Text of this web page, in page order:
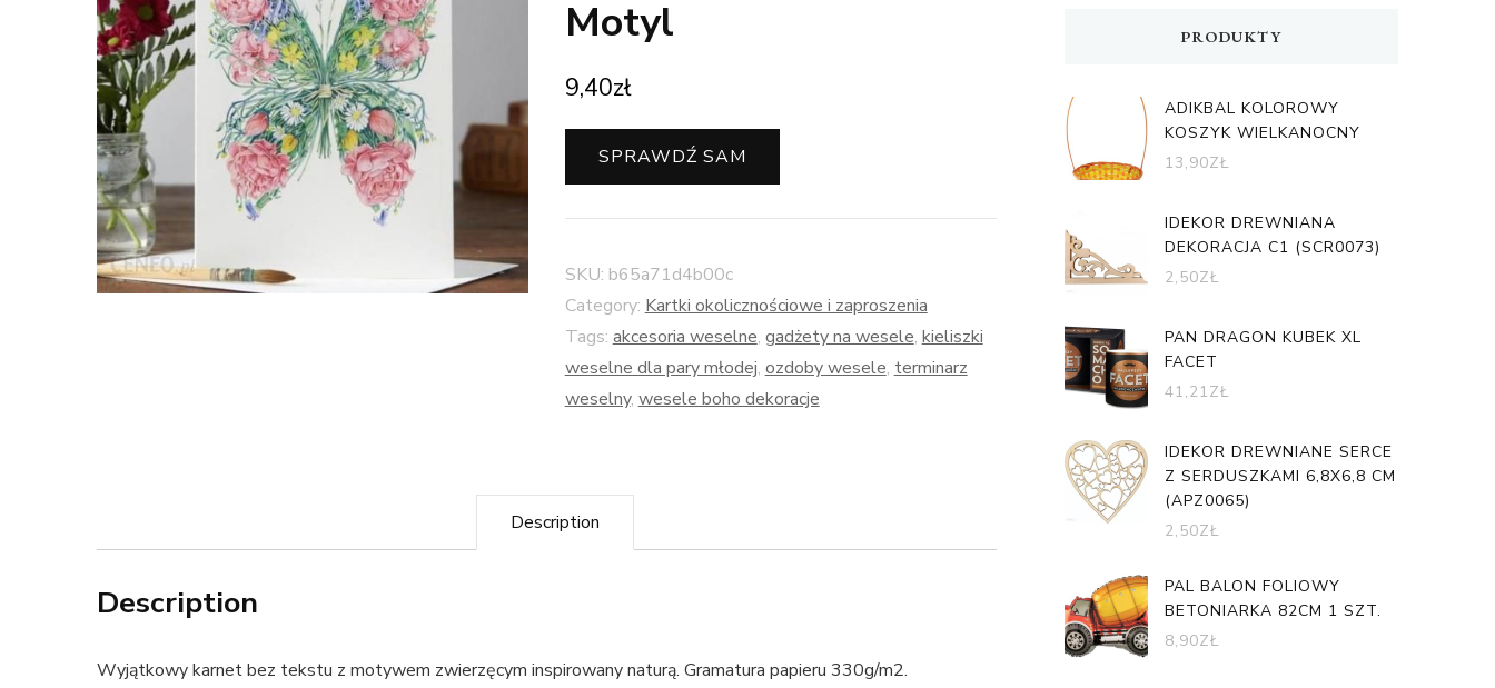
Motyl
9,40zł
SPRAWDŹ SAM
SKU: b65a71d4b00c
Category: Kartki okolicznościowe i zaproszenia
Tags: akcesoria weselne, gadżety na wesele, kieliszki
weselne dla pary młodej, ozdoby wesele, terminarz
weselny, wesele boho dekoracje
Description
Description
Wyjątkowy karnet bez tekstu z motywem zwierzęcym inspirowany naturą. Gramatura papieru 330g/m2.
PRODUKTY
ADIKBAL KOLOROWY
KOSZYK WIELKANOCNY
13,90ZŁ
IDEKOR DREWNIANA
DEKORACJA C1 (SCR0073)
2,50ZŁ
PAN DRAGON KUBEK XL
FACET
41,21ZŁ
IDEKOR DREWNIANE SERCE
Z SERDUSZKAMI 6,8X6,8 CM
(APZ0065)
2,50ZŁ
PAL BALON FOLIOWY
BETONIARKA 82CM 1 SZT.
8,90ZŁ